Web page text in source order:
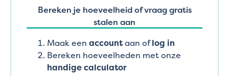
Bereken je hoeveelheid of vraag gratis
stalen aan
Maak een accountaan oflog in
Bereken hoeveelheden met onze
handige calculator